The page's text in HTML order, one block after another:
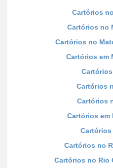
Cartórios
Cartórios no
Cartórios no
Cartórios em
Cartórios
Cartórios
Cartórios em
Cartórios no
Cartórios no Rio